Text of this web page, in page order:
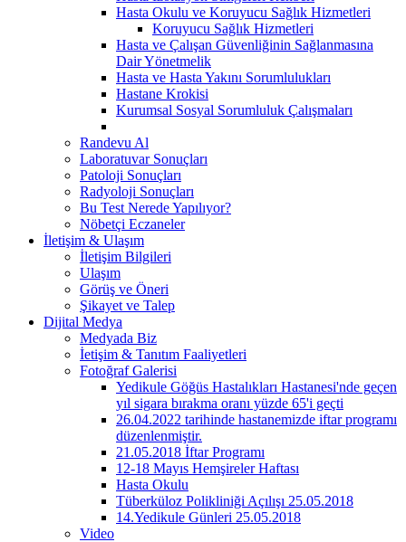
Hasta Okulu ve Koruyucu Sağlık Hizmetleri
Koruyucu Sağlık Hizmetleri
Hasta ve Çalışan Güvenliğinin Sağlanmasına
Dair Yönetmelik
Hasta ve Hasta Yakını Sorumlulukları
Hastane Krokisi
Kurumsal Sosyal Sorumluluk Çalışmaları
Randevu Al
Laboratuvar Sonuçları
Patoloji Sonuçları
Radyoloji Sonuçları
Bu Test Nerede Yapılıyor?
Nöbetçi Eczaneler
İletişim & Ulaşım
İletişim Bilgileri
Ulaşım
Görüş ve Öneri
Şikayet ve Talep
Dijital Medya
Medyada Biz
İetişim & Tanıtım Faaliyetleri
Fotoğraf Galerisi
Yedikule Göğüs Hastalıkları Hastanesi'nde geçen
yıl sigara bırakma oranı yüzde 65'i geçti
26.04.2022 tarihinde hastanemizde iftar programı
düzenlenmiştir.
21.05.2018 İftar Programı
12-18 Mayıs Hemşireler Haftası
Hasta Okulu
Tüberküloz Polikliniği Açılışı 25.05.2018
14.Yedikule Günleri 25.05.2018
Video